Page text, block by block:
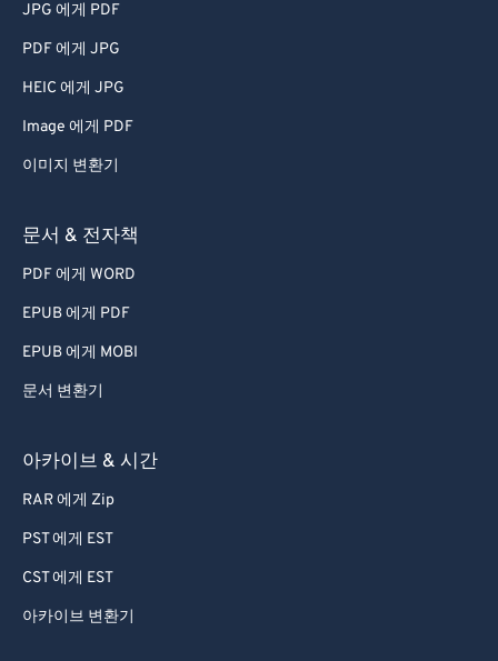
JPG 에게 PDF
PDF 에게 JPG
HEIC 에게 JPG
Image 에게 PDF
이미지 변환기
문서 & 전자책
PDF 에게 WORD
EPUB 에게 PDF
EPUB 에게 MOBI
문서 변환기
아카이브 & 시간
RAR 에게 Zip
PST 에게 EST
CST 에게 EST
아카이브 변환기